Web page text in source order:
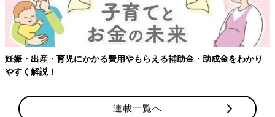
【ワクチン接種できるものも】妊婦の感染症対策、知っておいて！
連載一覧へ